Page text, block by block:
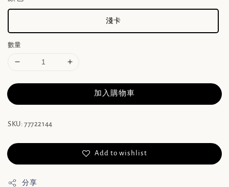
淺卡
數量
加入購物車
SKU: 77722144
Add to wishlist
分享